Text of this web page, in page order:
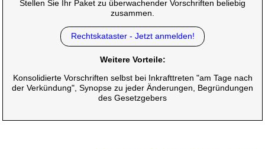
Stellen Sie Ihr Paket zu überwachender Vorschriften beliebig
zusammen.
Rechtskataster - Jetzt anmelden!
Weitere Vorteile:
Konsolidierte Vorschriften selbst bei Inkrafttreten "am Tage nach
der Verkündung", Synopse zu jeder Änderungen, Begründungen
des Gesetzgebers